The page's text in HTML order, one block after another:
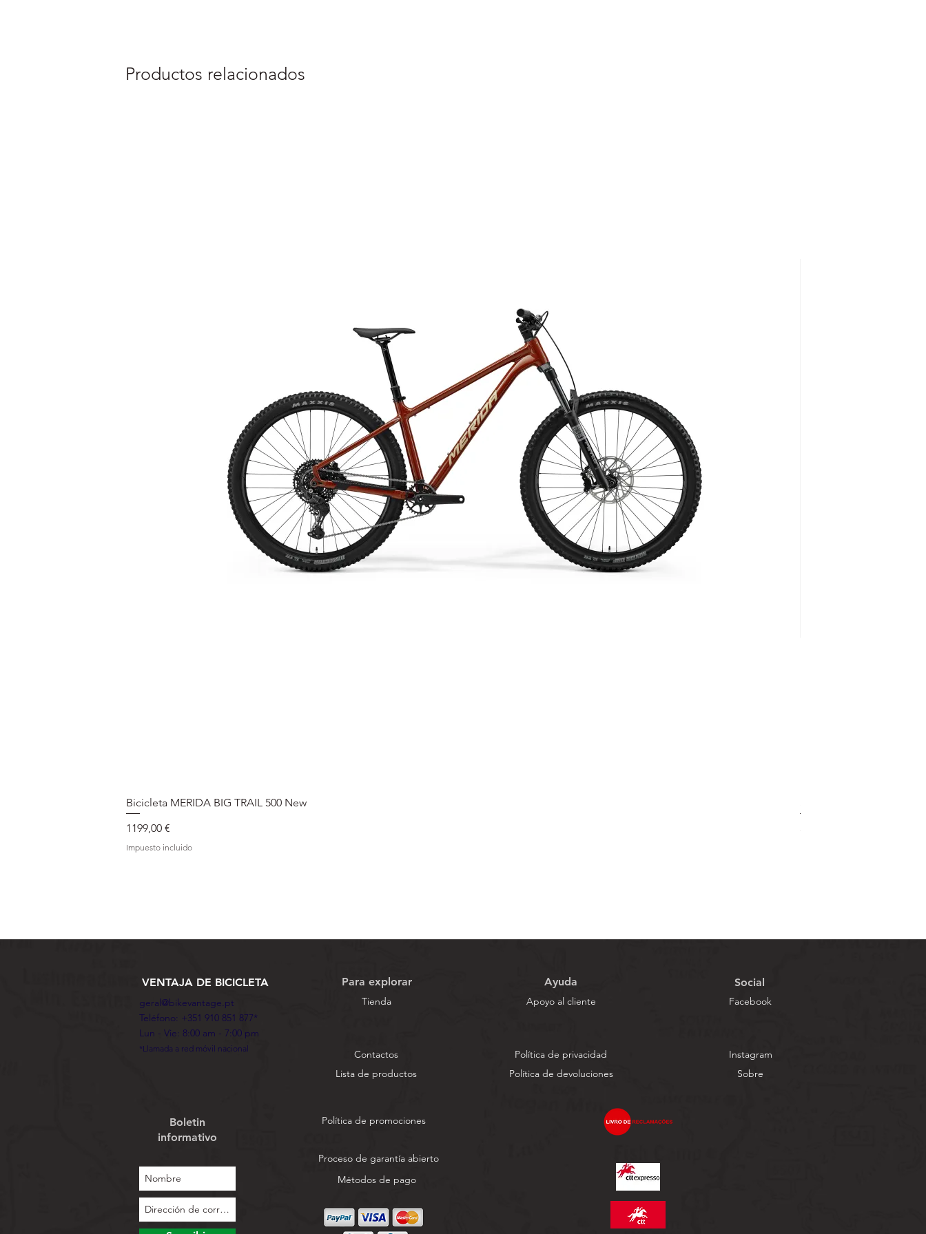
Productos relacionados
Bicicleta MERIDA BIG TRAIL 500 New
Precio
1199,00 €
Impuesto incluido
VENTAJA DE BICICLETA
geral@bikevantage.pt
Teléfono: +351 910 851 877*
Lun - Vie: 8:00 am - 7:00 pm
*Llamada a red móvil nacional
Para explorar
Tienda
Contactos
Lista de productos
Boletin
informativo
Política de promociones
Proceso de garantía abierto
Métodos de pago
Ayuda
Apoyo al cliente
Política de privacidad
Política de devoluciones
Social
Facebook
Instagram
Sobre